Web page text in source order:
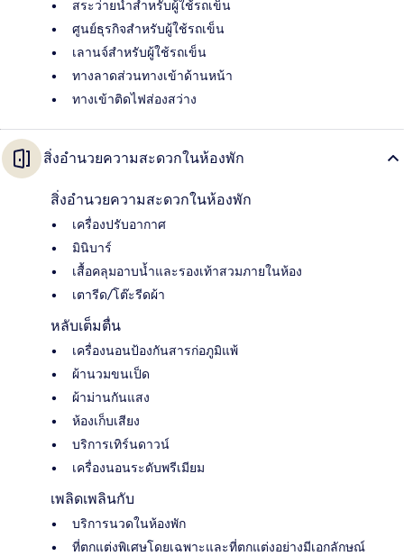
สระว่ายน้ำสำหรับผู้ใช้รถเข็น
ศูนย์ธุรกิจสำหรับผู้ใช้รถเข็น
เลานจ์สำหรับผู้ใช้รถเข็น
ทางลาดส่วนทางเข้าด้านหน้า
ทางเข้าติดไฟส่องสว่าง
สิ่งอำนวยความสะดวกในห้องพัก
สิ่งอำนวยความสะดวกในห้องพัก
เครื่องปรับอากาศ
มินิบาร์
เสื้อคลุมอาบน้ำและรองเท้าสวมภายในห้อง
เตารีด/โต๊ะรีดผ้า
หลับเต็มตื่น
เครื่องนอนป้องกันสารก่อภูมิแพ้
ผ้านวมขนเป็ด
ผ้าม่านกันแสง
ห้องเก็บเสียง
บริการเทิร์นดาวน์
เครื่องนอนระดับพรีเมียม
เพลิดเพลินกับ
บริการนวดในห้องพัก
ที่ตกแต่งพิเศษโดยเฉพาะและที่ตกแต่งอย่างมีเอกลักษณ์